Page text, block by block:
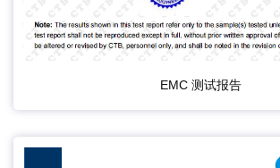
EMC 测试报告